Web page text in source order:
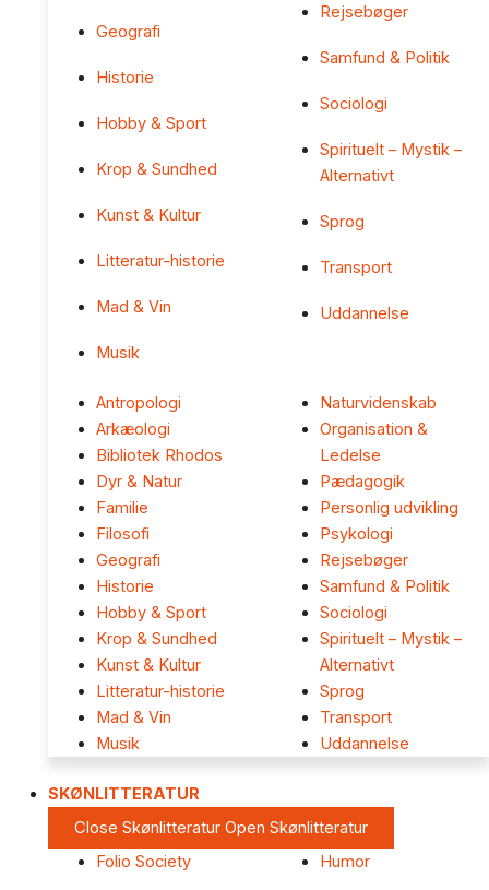
Geografi
Historie
Hobby & Sport
Krop & Sundhed
Kunst & Kultur
Litteratur-historie
Mad & Vin
Musik
Rejsebøger
Samfund & Politik
Sociologi
Spirituelt – Mystik –
Alternativt
Sprog
Transport
Uddannelse
Antropologi
Arkæologi
Bibliotek Rhodos
Dyr & Natur
Familie
Filosofi
Geografi
Historie
Hobby & Sport
Krop & Sundhed
Kunst & Kultur
Litteratur-historie
Mad & Vin
Musik
Naturvidenskab
Organisation &
Ledelse
Pædagogik
Personlig udvikling
Psykologi
Rejsebøger
Samfund & Politik
Sociologi
Spirituelt – Mystik –
Alternativt
Sprog
Transport
Uddannelse
SKØNLITTERATUR
Close Skønlitteratur Open Skønlitteratur
Folio Society
Humor